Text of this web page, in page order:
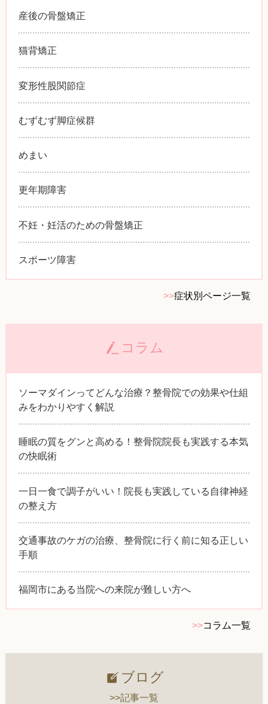
産後の骨盤矯正
猫背矯正
変形性股関節症
むずむず脚症候群
めまい
更年期障害
不妊・妊活のための骨盤矯正
スポーツ障害
>>症状別ページ一覧
コラム
ソーマダインってどんな治療？整骨院での効果や仕組
みをわかりやすく解説
睡眠の質をグンと高める！整骨院院長も実践する本気
の快眠術
一日一食で調子がいい！院長も実践している自律神経
の整え方
交通事故のケガの治療、整骨院に行く前に知る正しい
手順
福岡市にある当院への来院が難しい方へ
>>コラム一覧
ブログ
>>記事一覧